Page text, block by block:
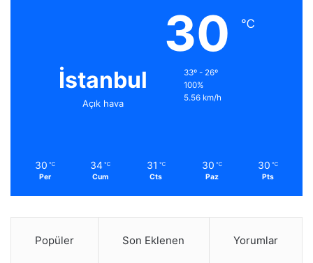
İstanbul
Açık hava
30 ℃
33º - 26º
100%
5.56 km/h
30 ℃
Per
34 ℃
Cum
31 ℃
Cts
30 ℃
Paz
30 ℃
Pts
Popüler Son Eklenen Yorumlar